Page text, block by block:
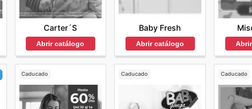
Carter´s
Abrir catálogo
Baby Fresh
Abrir catálogo
Caducado Caducado Caducado